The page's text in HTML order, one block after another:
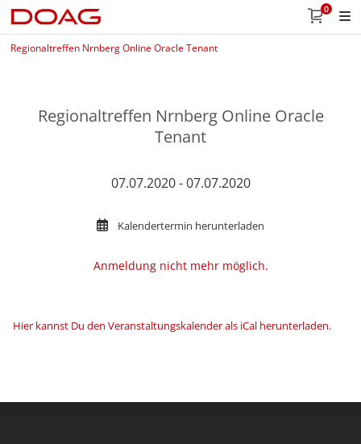
0
Regionaltreffen Nrnberg Online Oracle Tenant
Regionaltreffen Nrnberg Online Oracle
Tenant
07.07.2020 - 07.07.2020
Kalendertermin herunterladen
Anmeldung nicht mehr möglich.
Hier kannst Du den Veranstaltungskalender als iCal herunterladen.